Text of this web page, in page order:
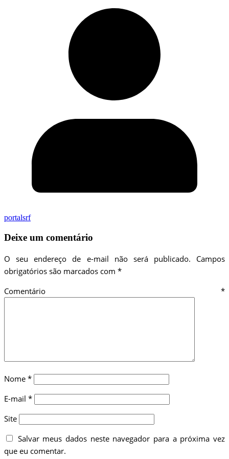
portalsrf
Deixe um comentário
O seu endereço de e-mail não será publicado.
Campos
obrigatórios são marcados com *
Comentário *
Nome *
E-mail *
Site
Salvar meus dados neste navegador para a próxima vez
que eu comentar.